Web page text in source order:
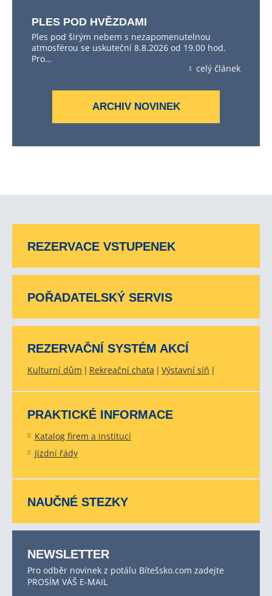
PLES POD HVĚZDAMI
Ples pod širým nebem s nezapomenutelnou
atmosférou se uskuteční 8.8.2026 od 19.00 hod.
Pro…
celý článek
ARCHIV NOVINEK
REZERVACE VSTUPENEK
POŘADATELSKÝ SERVIS
REZERVAČNÍ SYSTÉM AKCÍ
Kulturní dům Rekreační chata Výstavní síň
PRAKTICKÉ INFORMACE
Katalog firem a institucí
Jízdní řády
NAUČNÉ STEZKY
NEWSLETTER
Pro odběr novinek z potálu Bítešsko.com zadejte
PROSÍM VÁŠ E-MAIL